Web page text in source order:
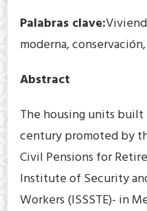
Palabras clave:
moderna,
Abstract
The housing units
century promoted by
Civil Pensions for
Institute of Security
Workers (ISSSTE)- in